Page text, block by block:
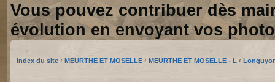
Vous pouvez contribuer dès
évolution en envoyant vos
Index du site ‹ MEURTHE ET MOSELLE ‹ MEURTHE ET MOSELLE - L ‹